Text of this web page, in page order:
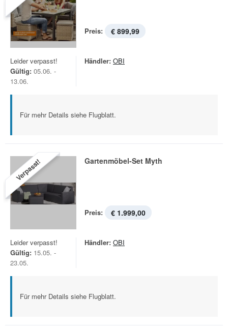
Preis: € 899,99
Leider verpasst!
Gültig: 05.06. -
13.06.
Händler: OBI
Für mehr Details siehe Flugblatt.
Verpasst! Gartenmöbel-Set Myth
Preis: € 1.999,00
Leider verpasst!
Gültig: 15.05. -
23.05.
Händler: OBI
Für mehr Details siehe Flugblatt.